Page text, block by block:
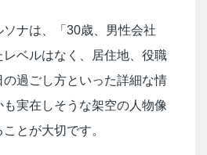
ナは、「30歳、男性会社
レベルはなく、居住地、役職
過ごし方といった詳細な情
実在しそうな架空の人物像
とが大切です。